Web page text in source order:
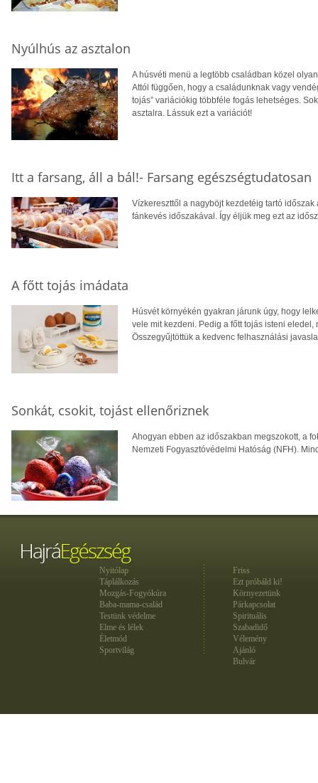
Nyúlhús az asztalon
A húsvéti menü a legtöbb családban közel
Attól függően, hogy a családunknak vagy
tojás” variációkig többféle fogás lehetséges.
asztalra. Lássuk ezt a variációt!
Itt a farsang, áll a bál!- Farsang egészségtudatosan
Vízkereszttől a nagyböjt kezdetéig tartó
fánkevés időszakával. Így éljük meg ezt az
A főtt tojás imádata
Húsvét környékén gyakran járunk úgy, hogy
vele mit kezdeni. Pedig a főtt tojás isteni
Összegyűjtöttük a kedvenc felhasználási
Sonkát, csokit, tojást ellenőriznek
Ahogyan ebben az időszakban megszokott, a
Nemzeti Fogyasztóvédelmi Hatóság (NFH).
Nyitólap
Táplálkozás
Mozgás-Fogyókúra
Baba-mama-család
Testünk védelme
Elme és lélek
Életmód
Sportvilág
Friss
Ezt próbáld ki!
Környezetünk
Párkapcsolat
Spirituális
Szabadidő
Vélemény
Ajánló
Bulvár